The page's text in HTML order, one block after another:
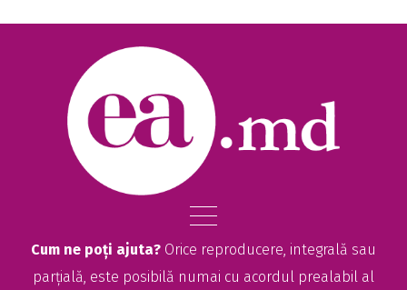
Cum ne poți ajuta? Orice reproducere, integrală sau
parțială, este posibilă numai cu acordul prealabil al